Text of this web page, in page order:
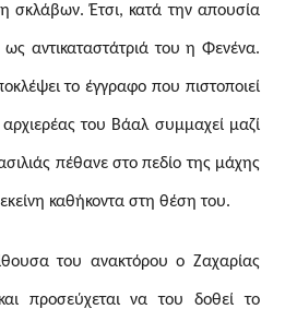
σκλάβων. Έτσι, κατά την απουσία
ως αντικαταστάτριά του η Φενένα.
το έγγραφο που πιστοποιεί
του Βάαλ συμμαχεί μαζί
πέθανε στο πεδίο της μάχης
καθήκοντα στη θέση του.
του ανακτόρου ο Ζαχαρίας
προσεύχεται να του δοθεί το